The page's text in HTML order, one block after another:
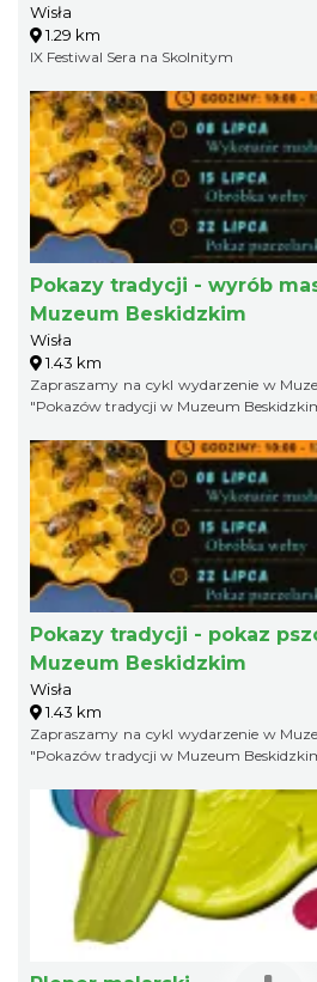
Wisła
1.29 km
IX Festiwal Sera na Skolnitym
Pokazy tradycji - wyrób
Muzeum Beskidzkim
Wisła
1.43 km
Zapraszamy na cykl wydarzenie w
"Pokazów tradycji w Muzeum
Pokazy tradycji - pokaz
Muzeum Beskidzkim
Wisła
1.43 km
Zapraszamy na cykl wydarzenie w
"Pokazów tradycji w Muzeum